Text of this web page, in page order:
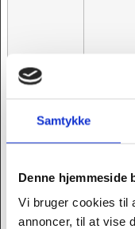
Samtykke
Denne hjemmeside
Vi bruger cookies til
annoncer, til at vise
LAST_RES
YouTube